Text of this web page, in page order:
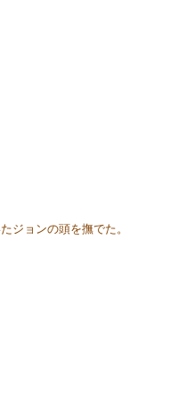
ジョンの頭を撫でた。